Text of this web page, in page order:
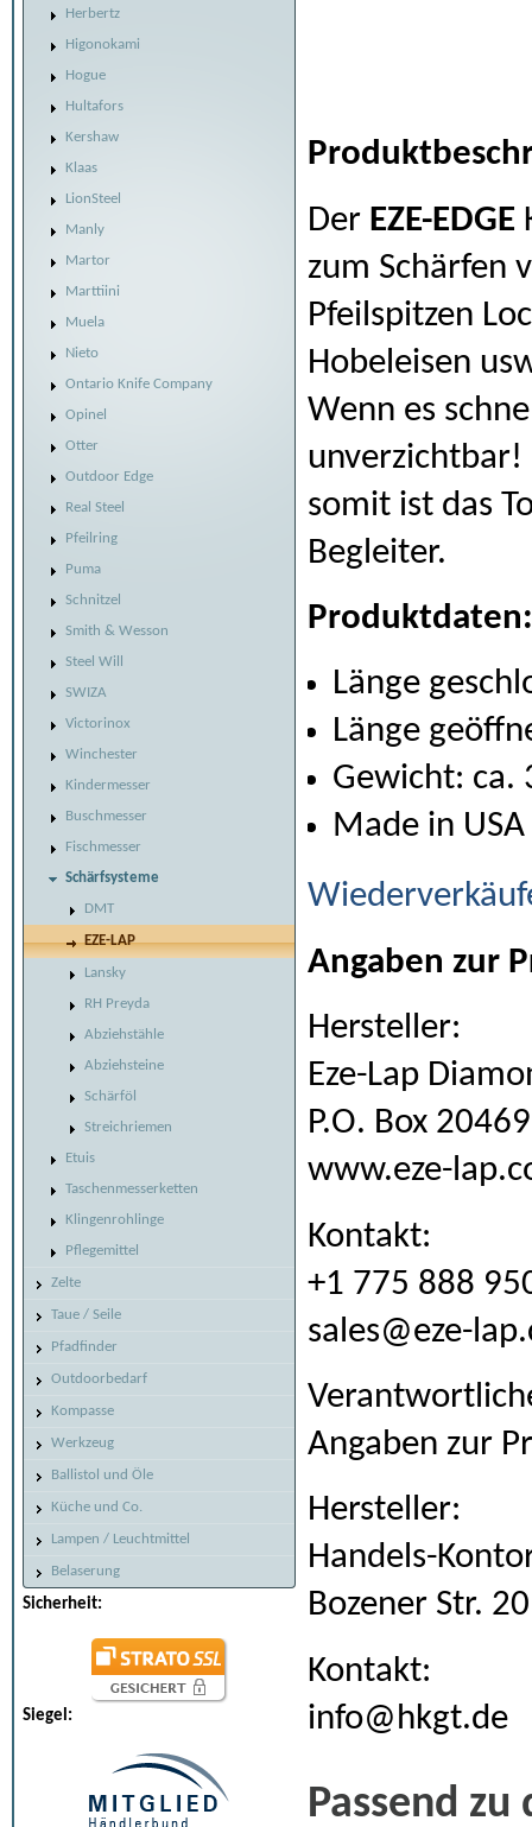
Herbertz
Higonokami
Hogue
Hultafors
Kershaw
Klaas
LionSteel
Manly
Martor
Marttiini
Muela
Nieto
Ontario Knife Company
Opinel
Otter
Outdoor Edge
Real Steel
Pfeilring
Puma
Schnitzel
Smith & Wesson
Steel Will
SWIZA
Victorinox
Winchester
Kindermesser
Buschmesser
Fischmesser
Schärfsysteme
DMT
EZE-LAP
Lansky
RH Preyda
Abziehstähle
Abziehsteine
Schärföl
Streichriemen
Etuis
Taschenmesserketten
Klingenrohlinge
Pflegemittel
Zelte
Taue / Seile
Pfadfinder
Outdoorbedarf
Kompasse
Werkzeug
Ballistol und Öle
Küche und Co.
Lampen / Leuchtmittel
Belaserung
Sicherheit:
Siegel:
Der EZE-EDGE
zum Schärfen
Pfeilspitzen
Hobeleisen
Wenn es
unverzichtbar!
somit ist das
Begleiter.
Produktdaten:
Länge
Länge
Gewicht: ca.
Made in USA
Angaben zur
Hersteller:
Eze-Lap
P.O. Box
www.eze-
Kontakt:
+1 775 888
sales@eze-
Angaben zur
Hersteller:
Handels-
Bozener Str.
Kontakt:
info@hkgt.de
Passend